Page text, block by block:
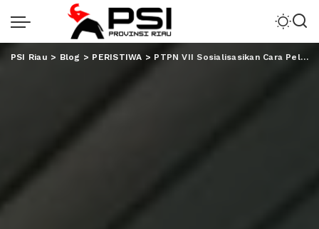
PSI Riau > Blog > PERISTIWA > PTPN VII Sosialisasikan Cara Pelaporan SPT Tahunan